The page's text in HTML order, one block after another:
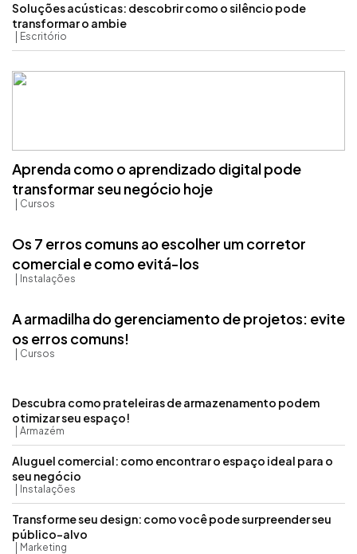
Soluções acústicas: descobrir como o silêncio pode
transformar o ambie
Escritório
Aprenda como o aprendizado digital pode
transformar seu negócio hoje
Cursos
Os 7 erros comuns ao escolher um corretor
comercial e como evitá-los
Instalações
A armadilha do gerenciamento de projetos: evite
os erros comuns!
Cursos
Descubra como prateleiras de armazenamento podem
otimizar seu espaço!
Armazém
Aluguel comercial: como encontrar o espaço ideal para o
seu negócio
Instalações
Transforme seu design: como você pode surpreender seu
público-alvo
Marketing